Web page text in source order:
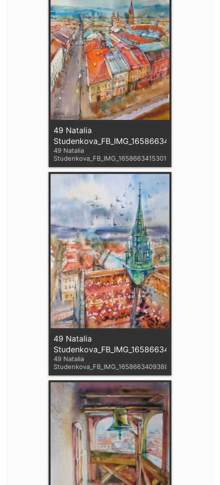
49 Natalia
Studenkova_FB_IMG_1658663415301
49 Natalia
Studenkova_FB_IMG_1658663415301
49 Natalia
Studenkova_FB_IMG_1658663409388
49 Natalia
Studenkova_FB_IMG_1658663409388